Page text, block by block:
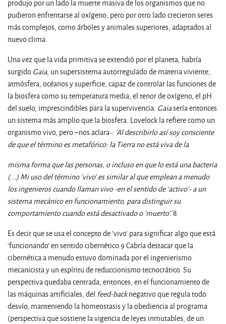
produjo por un lado la muerte masiva de los organismos que no
pudieron enfrentarse al oxígeno; pero por otro lado crecieron seres
más complejos, como árboles y animales superiores, adaptados al
nuevo clima.
Una vez que la vida primitiva se extendió por el planeta, habría
surgido Gaia, un supersistema autorregulado de materia viviente,
atmósfera, océanos y superficie, capaz de controlar las funciones de
la biosfera como su temperatura media, el tenor de oxígeno, el pH
del suelo, imprescindibles para la supervivencia. Gaiasería entonces
un sistema más amplio que la biosfera. Lovelock la refiere como un
organismo vivo, pero –nos aclara-: 'Al describirlo así soy consciente
de que el término es metafórico: la Tierra no está viva de la
misma forma que las personas, o incluso en que lo está una bacteria
(...) Mi uso del término 'vivo' es similar al que emplean a menudo
los ingenieros cuando llaman vivo -en el sentido de ‘activo’- a un
sistema mecánico en funcionamiento, para distinguir su
comportamiento cuando está desactivado o 'muerto'.’8
Es decir que se usa el concepto de 'vivo' para significar algo que está
'funcionando' en sentido cibernético.9 Cabría destacar que la
cibernética a menudo estuvo dominada por el ingenierismo
mecanicista y un espíritu de reduccionismo tecnocrático. Su
perspectiva quedaba centrada, entonces, en el funcionamiento de
las máquinas artificiales, del feed-backnegativo que regula todo
desvío, manteniendo la homeostasis y la obediencia al programa
(perspectiva que sostiene la vigencia de leyes inmutables, de un